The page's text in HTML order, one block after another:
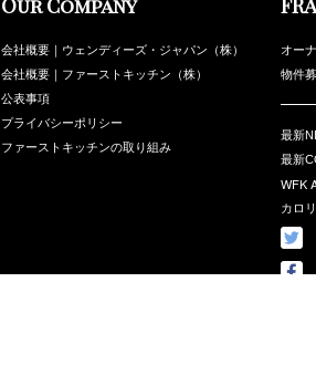
Our Company
会社概要｜ウェンディーズ・ジャパン（株）
会社概要｜ファーストキッチン（株）
公表事項
プライバシーポリシー
ファーストキッチンの取り組み
オー
物件
最新
最新
WFK
カロ